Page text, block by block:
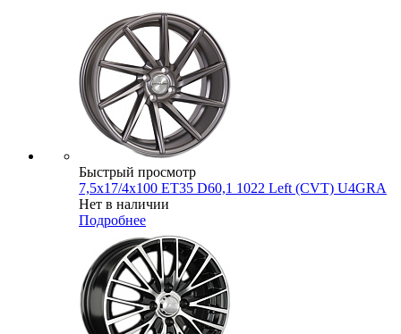
Быстрый просмотр
7,5x17/4x100 ET35 D60,1 1022 Left (CVT) U4GRA
Нет в наличии
Подробнее